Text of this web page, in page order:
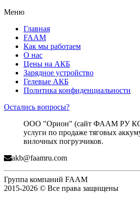
Меню
Главная
FAAM
Как мы работаем
О нас
Цены на АКБ
Зарядное устройство
Гелевые АКБ
Политика конфиденциальности
Остались вопросы?
ООО "Орион" (сайт ФААМ РУ
услуги по продаже тяговых
вилочных погрузчиков.
akb@faamru.com
Группа компаний FAAM
2015-2026 © Все права защищены